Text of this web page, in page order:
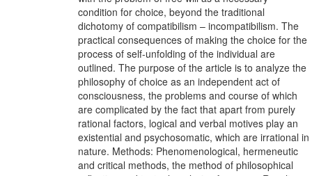
condition for choice, beyond the traditional
dichotomy of compatibilism – incompatibilism. The
practical consequences of making the choice for the
process of self-unfolding of the individual are
outlined. The purpose of the article is to analyze the
philosophy of choice as an independent act of
consciousness, the problems and course of which
are complicated by the fact that apart from purely
rational factors, logical and verbal motives play an
existential and psychosomatic, which are irrational in
nature. Methods: Phenomenological, hermeneutic
and critical methods, the method of philosophical